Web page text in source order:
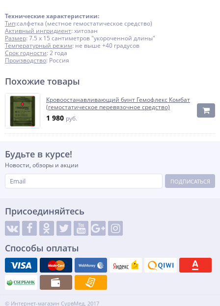
Технические характеристики:
Тип:салфетка (местное гемостатическое средство)
Активный ингридиент: хитозан
Размер: 7.5 х 15 сантиметров "укороченной длины"
Температурный режим: не выше +40 градусов
Срок годности: 2 года
Производство: Россия
Похожие товары
Кровоостанавливающий бинт Гемофлекс Комбат
(гемостатическое перевязочное средство)
1 980 руб.
Будьте в курсе!
Новости, обзоры и акции
ПОДПИСАТЬСЯ
Присоединяйтесь
Способы оплаты
© Интернет-магазин СурвМед, 2017